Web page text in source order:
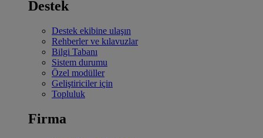
Destek
Destek ekibine ulaşın
Rehberler ve kılavuzlar
Bilgi Tabanı
Sistem durumu
Özel modüller
Geliştiriciler için
Topluluk
Firma